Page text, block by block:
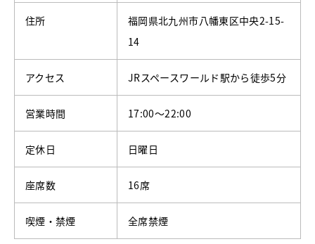
住所
福岡県北九州市八幡東区中央2-15-
14
アクセス JRスペースワールド駅から徒歩5分
営業時間 17:00～22:00
定休日 日曜日
座席数 16席
喫煙・禁煙 全席禁煙